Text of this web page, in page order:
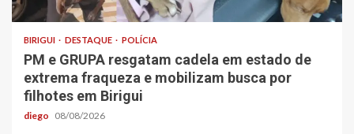
BIRIGUI DESTAQUE POLÍCIA
PM e GRUPA resgatam cadela em estado de
extrema fraqueza e mobilizam busca por
filhotes em Birigui
diego 08/08/2026